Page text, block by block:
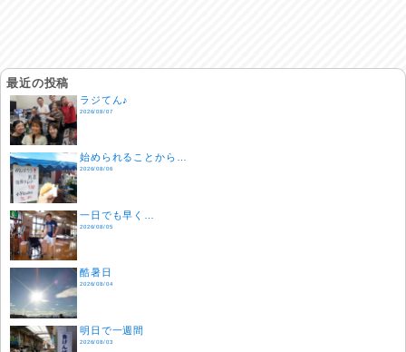
最近の投稿
ラジてん♪
2026/08/07
始められることから…
2026/08/06
一日でも早く…
2026/08/05
酷暑日
2026/08/04
明日で一週間
2026/08/03